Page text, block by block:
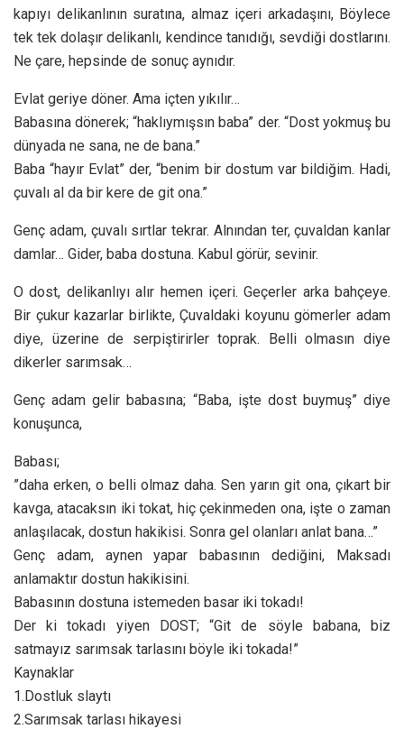
kapıyı delikanlının suratına, almaz içeri arkadaşını, Böylece
tek tek dolaşır delikanlı, kendince tanıdığı, sevdiği dostlarını.
Ne çare, hepsinde de sonuç aynıdır.
Evlat geriye döner. Ama içten yıkılır…
Babasına dönerek; “haklıymışsın baba” der. “Dost yokmuş bu
dünyada ne sana, ne de bana.”
Baba “hayır Evlat” der, “benim bir dostum var bildiğim. Hadi,
çuvalı al da bir kere de git ona.”
Genç adam, çuvalı sırtlar tekrar. Alnından ter, çuvaldan kanlar
damlar… Gider, baba dostuna. Kabul görür, sevinir.
O dost, delikanlıyı alır hemen içeri. Geçerler arka bahçeye.
Bir çukur kazarlar birlikte, Çuvaldaki koyunu gömerler adam
diye, üzerine de serpiştirirler toprak. Belli olmasın diye
dikerler sarımsak…
Genç adam gelir babasına; “Baba, işte dost buymuş” diye
konuşunca,
Babası;
”daha erken, o belli olmaz daha. Sen yarın git ona, çıkart bir
kavga, atacaksın iki tokat, hiç çekinmeden ona, işte o zaman
anlaşılacak, dostun hakikisi. Sonra gel olanları anlat bana…”
Genç adam, aynen yapar babasının dediğini, Maksadı
anlamaktır dostun hakikisini.
Babasının dostuna istemeden basar iki tokadı!
Der ki tokadı yiyen DOST; “Git de söyle babana, biz
satmayız sarımsak tarlasını böyle iki tokada!”
Kaynaklar
1.Dostluk slaytı
2.Sarımsak tarlası hikayesi